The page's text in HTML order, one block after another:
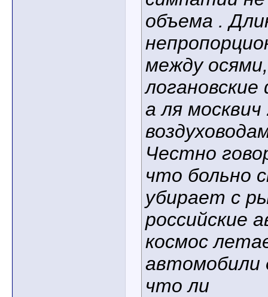
объема .
между
а ля
Честно
что больно
убирает с
российские
космос
автомобили
что ли